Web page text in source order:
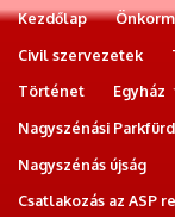
Kezdőlap
Civil szervezetek
Történet
Egyház
Nagyszénási
Nagyszénás újság
Csatlakozás az ASP